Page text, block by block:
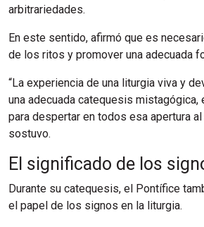
arbitrariedades.
En este sentido, afirmó que es
de los ritos y promover una adecuada
“La experiencia de una liturgia viva y
una adecuada catequesis mistagógica,
para despertar en todos esa apertura
sostuvo.
El significado de los
Durante su catequesis, el Pontífice
el papel de los signos en la liturgia.